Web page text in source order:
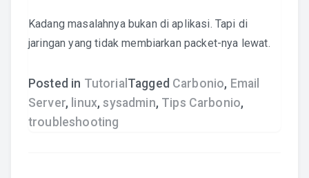
Kadang masalahnya bukan di aplikasi. Tapi di
jaringan yang tidak membiarkan packet-nya lewat.
Posted in Tutorial Tagged Carbonio, Email
Server, linux,sysadmin, Tips Carbonio,
troubleshooting